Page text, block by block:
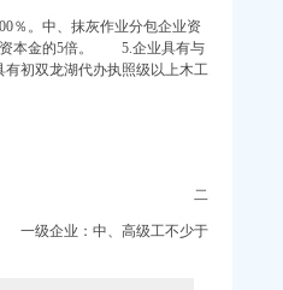
％。中、抹灰作业分包企业资
资本金的5倍。 5.企业具有与
初双龙湖代办执照级以上木工
二
一级企业： 中、高级工不少于